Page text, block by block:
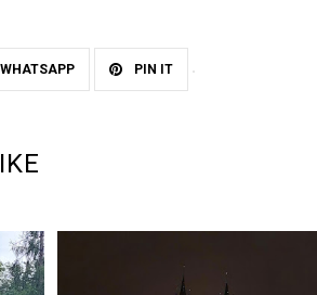
WHATSAPP PIN IT